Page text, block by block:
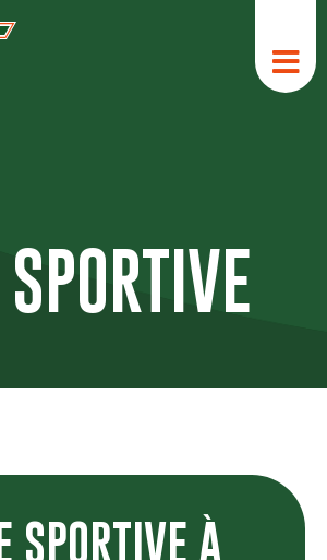
SPORTIVE À